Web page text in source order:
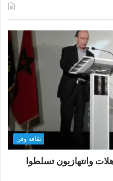
ثقافة وفن
وانتهازيون تسلطوا